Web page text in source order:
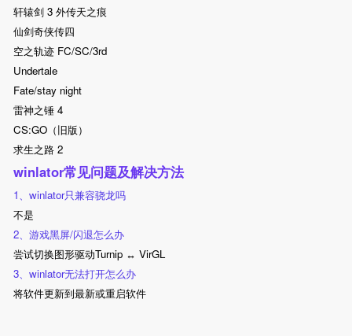
轩辕剑 3 外传天之痕
仙剑奇侠传四
空之轨迹 FC/SC/3rd
Undertale
Fate/stay night
雷神之锤 4
CS:GO（旧版）
求生之路 2
winlator常见问题及解决方法
1、winlator只兼容骁龙吗
不是
2、游戏黑屏/闪退怎么办
尝试切换图形驱动Turnip ↔ VirGL
3、winlator无法打开怎么办
将软件更新到最新或重启软件